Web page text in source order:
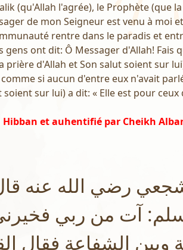
(qu'Allah l'agrée), le Prophète (que
de mon Seigneur est venu à moi
rentre dans le paradis et
gens ont dit: Ô Messager d'Allah! Fais
prière d'Allah et Son salut soient sur
si aucun d'entre eux n'avait
soient sur lui) a dit: « Elle est pour
et auhentifié par Cheikh
رضي الله عنه
سلم: آت من ربي
الشفاعة فقال